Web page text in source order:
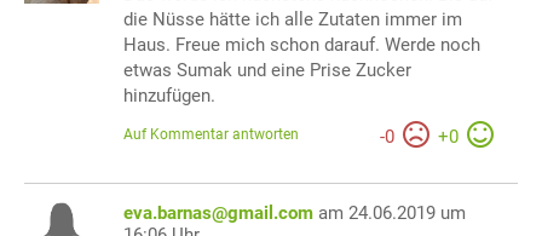
die Nüsse hätte ich alle Zutaten immer im
Haus. Freue mich schon darauf. Werde noch
etwas Sumak und eine Prise Zucker
hinzufügen.
-0 +0
Auf Kommentar antworten
eva.barnas@gmail.com am 24.06.2019 um